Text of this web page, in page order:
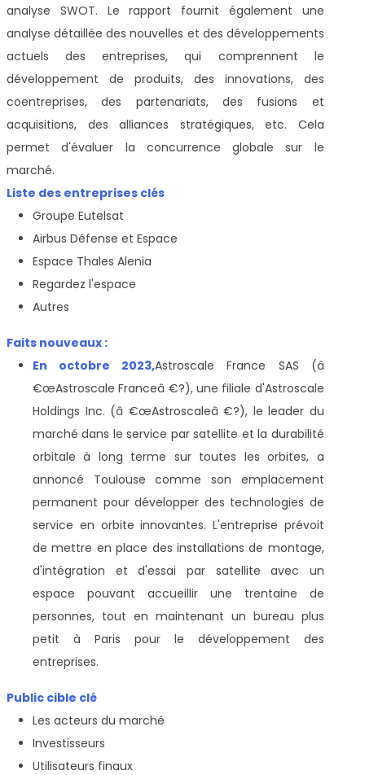
analyse SWOT. Le rapport fournit également une
analyse détaillée des nouvelles et des développements
actuels des entreprises, qui comprennent le
développement de produits, des innovations, des
coentreprises, des partenariats, des fusions et
acquisitions, des alliances stratégiques, etc. Cela
permet d'évaluer la concurrence globale sur le
marché.
Liste des entreprises clés
Groupe Eutelsat
Airbus Défense et Espace
Espace Thales Alenia
Regardez l'espace
Autres
Faits nouveaux :
En octobre 2023,Astroscale France SAS (â
€œAstroscale Franceâ €?), une filiale d'Astroscale
Holdings Inc. (â €œAstroscaleâ €?), le leader du
marché dans le service par satellite et la durabilité
orbitale à long terme sur toutes les orbites, a
annoncé Toulouse comme son emplacement
permanent pour développer des technologies de
service en orbite innovantes. L'entreprise prévoit
de mettre en place des installations de montage,
d'intégration et d'essai par satellite avec un
espace pouvant accueillir une trentaine de
personnes, tout en maintenant un bureau plus
petit à Paris pour le développement des
entreprises.
Public cible clé
Les acteurs du marché
Investisseurs
Utilisateurs finaux